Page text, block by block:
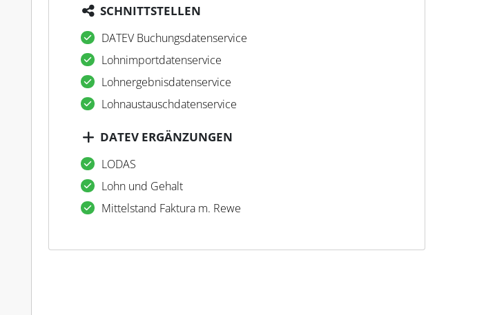
SCHNITTSTELLEN
DATEV Buchungsdatenservice
Lohnimportdatenservice
Lohnergebnisdatenservice
Lohnaustauschdatenservice
DATEV ERGÄNZUNGEN
LODAS
Lohn und Gehalt
Mittelstand Faktura m. Rewe